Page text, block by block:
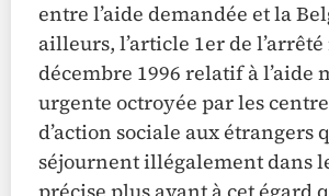
entre l’aide demandée et la
ailleurs, l’article 1er de
décembre 1996 relatif à l’aide
urgente octroyée par les
d’action sociale aux étrangers
séjournent illégalement dans